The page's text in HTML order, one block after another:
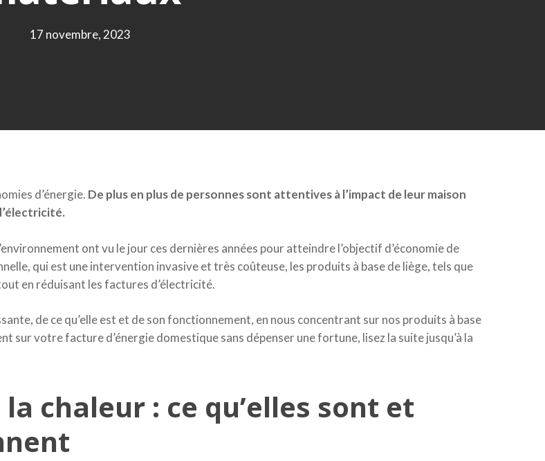
17 novembre, 2023
d’énergie. De plus en plus de personnes sont attentives à l’impact de leur maison
ont vu le jour ces dernières années pour atteindre l’objectif d’économie de
qui est une intervention invasive et très coûteuse, les produits à base de liège, tels que
en réduisant les factures d’électricité.
de ce qu’elle est et de son fonctionnement, en nous concentrant sur nos produits à base
sur votre facture d’énergie domestique sans dépenser une fortune, lisez la suite jusqu’à la
chaleur : ce qu’elles sont et